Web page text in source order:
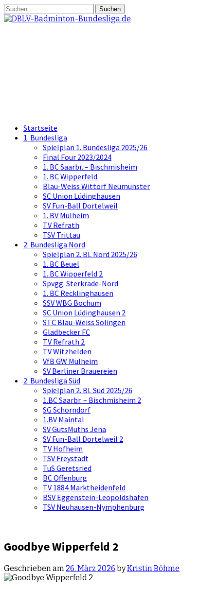
Springe
zum
Suchen
nach:
Startseite
1. Bundesliga
Spielplan 1. Bundesliga 2025/26
Final Four 2023/2024
1. BC Saarbr. – Bischmisheim
1. BC Wipperfeld
Blau-Weiss Wittorf Neumünster
SC Union Lüdinghausen
SV Fun-Ball Dortelweil
1. BV Mülheim
TV Refrath
TSV Trittau
2. Bundesliga Nord
Spielplan 2. BL Nord 2025/26
1. BC Beuel
1. BC Wipperfeld 2
Spvgg. Sterkrade-Nord
1. BC Recklinghausen
SSV WBG Bochum
SC Union Lüdinghausen 2
STC Blau-Weiss Solingen
Gladbecker FC
TV Refrath 2
TV Witzhelden
VfB GW Mülheim
SV Berliner Brauereien
2. Bundesliga Süd
Spielplan 2. BL Süd 2025/26
1.BC Saarbr. – Bischmisheim 2
SG Schorndorf
1.BV Maintal
SV GutsMuths Jena
SV Fun-Ball Dortelweil 2
TV Hofheim
TSV Freystadt
TuS Geretsried
BC Offenburg
TV 1884 Marktheidenfeld
BSV Eggenstein-Leopoldshafen
TSV Neuhausen-Nymphenburg
Goodbye Wipperfeld 2
Geschrieben am 26. März 2026 byKristin Böhme